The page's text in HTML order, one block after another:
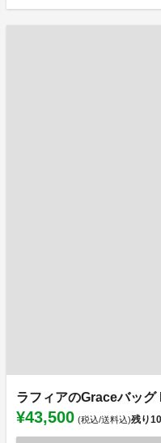
ラフィアのGraceバッグ
¥43,500 (税込/送料込)残り